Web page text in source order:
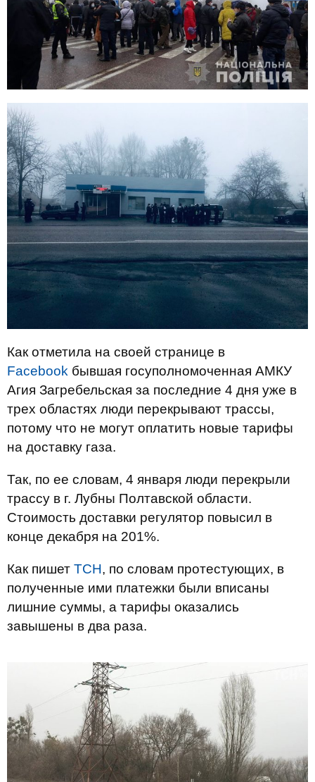
Как отметила на своей странице в
Facebook бывшая госуполномоченная АМКУ
Агия Загребельская за последние 4 дня уже в
трех областях люди перекрывают трассы,
потому что не могут оплатить новые тарифы
на доставку газа.
Так, по ее словам, 4 января люди перекрыли
трассу в г. Лубны Полтавской области.
Стоимость доставки регулятор повысил в
конце декабря на 201%.
Как пишет ТСН, по словам протестующих, в
полученные ими платежки были вписаны
лишние суммы, а тарифы оказались
завышены в два раза.